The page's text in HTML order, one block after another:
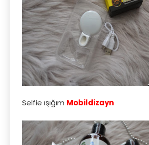
Selfie ışığım Mobildizayn